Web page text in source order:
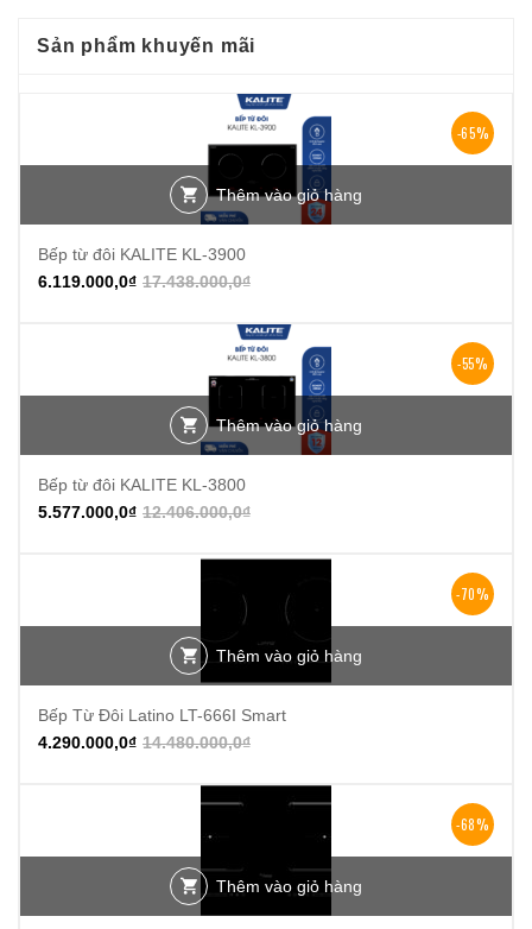
Sản phẩm khuyến mãi
-65%
Thêm vào giỏ hàng
Bếp từ đôi KALITE KL-3900
17.438.000,0₫
6.119.000,0₫
-55%
Thêm vào giỏ hàng
Bếp từ đôi KALITE KL-3800
12.406.000,0₫
5.577.000,0₫
-70%
Thêm vào giỏ hàng
Bếp Từ Đôi Latino LT-666I Smart
14.480.000,0₫
4.290.000,0₫
-68%
Thêm vào giỏ hàng